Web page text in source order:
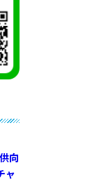
向
ャ